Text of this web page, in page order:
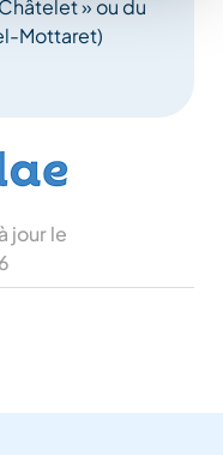
» ou du
Mottaret)
jour le